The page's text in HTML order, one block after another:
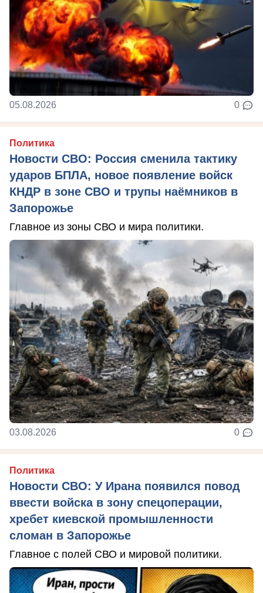
05.08.2026 0
Политика
Новости СВО: Россия сменила тактику
ударов БПЛА, новое появление войск
КНДР в зоне СВО и трупы наёмников в
Запорожье
Главное из зоны СВО и мира политики.
03.08.2026 0
Политика
Новости СВО: У Ирана появился повод
ввести войска в зону спецоперации,
хребет киевской промышленности
сломан в Запорожье
Главное с полей СВО и мировой политики.